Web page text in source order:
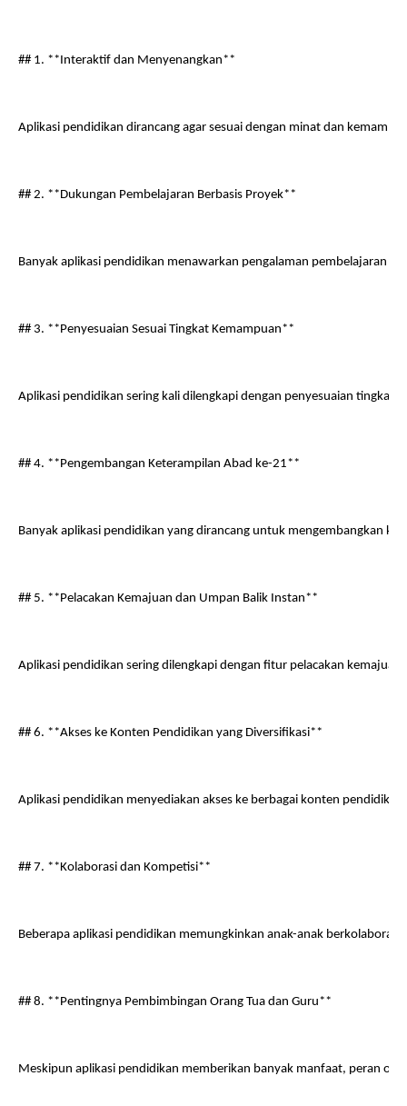
## 1. **Interaktif dan Menyenangkan**
Aplikasi pendidikan dirancang agar sesuai dengan minat dan
## 2. **Dukungan Pembelajaran Berbasis Proyek**
Banyak aplikasi pendidikan menawarkan pengalaman pembelajaran
## 3. **Penyesuaian Sesuai Tingkat Kemampuan**
Aplikasi pendidikan sering kali dilengkapi dengan penyesuaian
## 4. **Pengembangan Keterampilan Abad ke-21**
Banyak aplikasi pendidikan yang dirancang untuk mengembangkan
## 5. **Pelacakan Kemajuan dan Umpan Balik Instan**
Aplikasi pendidikan sering dilengkapi dengan fitur pelacakan
## 6. **Akses ke Konten Pendidikan yang Diversifikasi**
Aplikasi pendidikan menyediakan akses ke berbagai konten
## 7. **Kolaborasi dan Kompetisi**
Beberapa aplikasi pendidikan memungkinkan anak-anak
## 8. **Pentingnya Pembimbingan Orang Tua dan Guru**
Meskipun aplikasi pendidikan memberikan banyak manfaat, peran